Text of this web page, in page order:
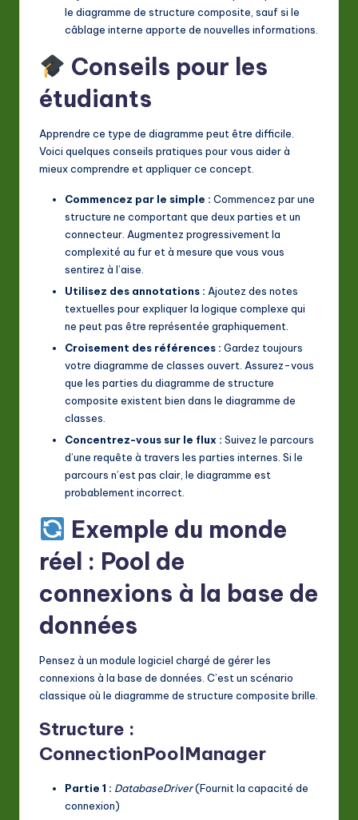
le diagramme de structure composite, sauf si le
câblage interne apporte de nouvelles informations.
Conseils pour les
étudiants
Apprendre ce type de diagramme peut être difficile.
Voici quelques conseils pratiques pour vous aider à
mieux comprendre et appliquer ce concept.
Commencez par le simple : Commencez par une
structure ne comportant que deux parties et un
connecteur. Augmentez progressivement la
complexité au fur et à mesure que vous vous
sentirez à l’aise.
Utilisez des annotations : Ajoutez des notes
textuelles pour expliquer la logique complexe qui
ne peut pas être représentée graphiquement.
Croisement des références : Gardez toujours
votre diagramme de classes ouvert. Assurez-vous
que les parties du diagramme de structure
composite existent bien dans le diagramme de
classes.
Concentrez-vous sur le flux : Suivez le parcours
d’une requête à travers les parties internes. Si le
parcours n’est pas clair, le diagramme est
probablement incorrect.
Exemple du monde
réel : Pool de
connexions à la base de
données
Pensez à un module logiciel chargé de gérer les
connexions à la base de données. C’est un scénario
classique où le diagramme de structure composite brille.
Structure :
ConnectionPoolManager
Partie 1 : DatabaseDriver(Fournit la capacité de
connexion)